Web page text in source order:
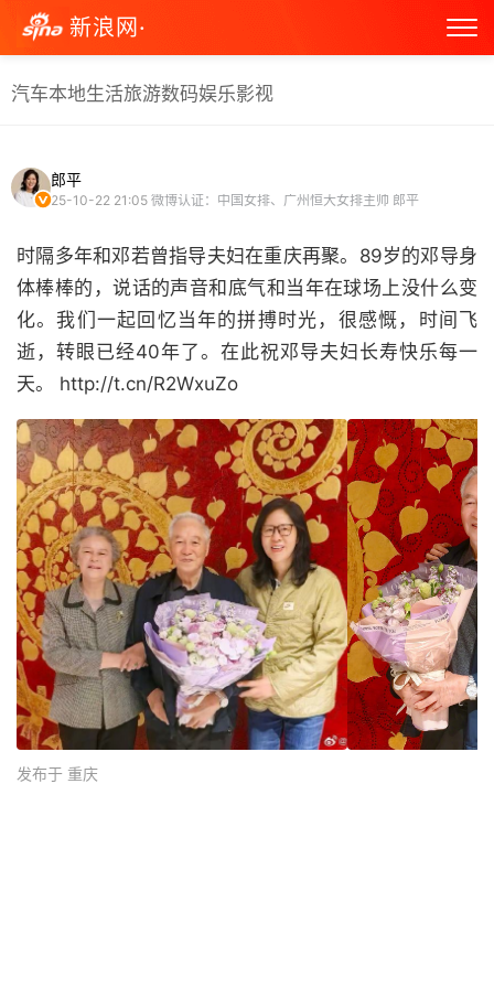
新浪网·
汽车本地生活旅游数码娱乐影视
郎平
25-10-22 21:05 微博认证：中国女排、广州恒大女排主帅 郎平
时隔多年和邓若曾指导夫妇在重庆再聚。89岁的邓导身
体棒棒的，说话的声音和底气和当年在球场上没什么变
化。我们一起回忆当年的拼搏时光，很感慨，时间飞
逝，转眼已经40年了。在此祝邓导夫妇长寿快乐每一
天。 http://t.cn/R2WxuZo ​
发布于 重庆